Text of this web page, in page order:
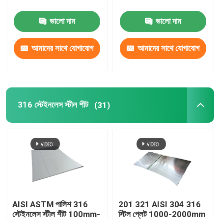
আমাদের সম্পর্কে
কারখানা ভ্রমণ
মান নিয়ন্ত্রণ
যোগাযোগ করুন
উদ্ধৃতির জন্য আবেদন
304 স্টেইনলেস স্টীল শীট
316 স্টেইনলেস স্টীল শীট
ভালো দাম
আমাদের সাথে যোগাযোগ
ভালো দাম
আমাদের সাথে যোগাযোগ
316 স্টেইনলেস স্টীল শীট (31)
AISI ASTM পালিশ 316
স্টেইনলেস স্টীল শীট 100mm-
201 321 AISI 304 316
স্টিল প্লেট 1000-2000mm